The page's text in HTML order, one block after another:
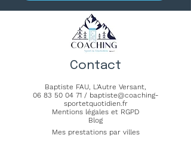
Contact
Baptiste FAU, L'Autre Versant,
06 83 50 04 71/ baptiste@coaching-
sportetquotidien.fr
Mentions légales et RGPD
Blog
Mes prestations par villes